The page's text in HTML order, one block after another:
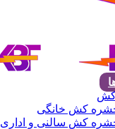
کش خانگی
کش سالنی و اداری